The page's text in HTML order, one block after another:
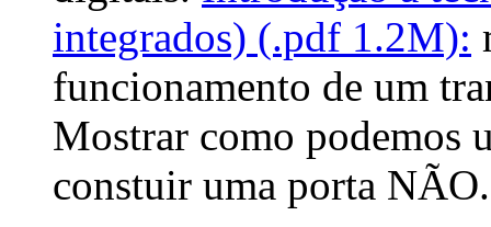
integrados) (.pdf 1.2M):
funcionamento de um
Mostrar como podemos
constuir uma porta NÃO.